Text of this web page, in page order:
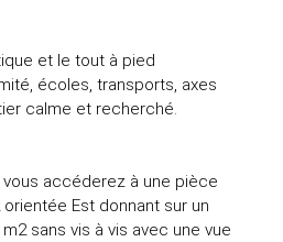
et le tout à pied
écoles, transports, axes
calme et recherché.
vous accéderez à une pièce
orientée Est donnant sur un
sans vis à vis avec une vue